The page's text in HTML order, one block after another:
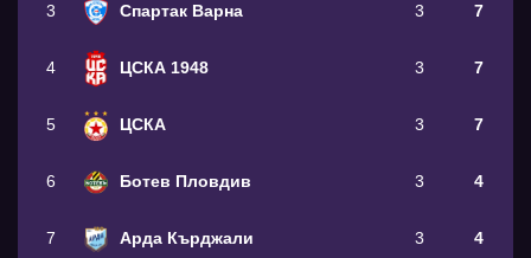
3 Спартак Варна 3 7
4 ЦСКА 1948 3 7
5 ЦСКА 3 7
6 Ботев Пловдив 3 4
7 Арда Кърджали 3 4